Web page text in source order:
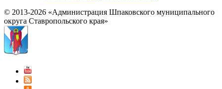
© 2013-2026 «Администрация Шпаковского муниципального
округа Ставропольского края»